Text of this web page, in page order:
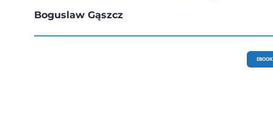
Boguslaw Gąszcz
EBOOK